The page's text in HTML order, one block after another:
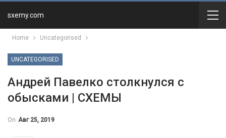
sxemy.com
Home Uncategorised
UNCATEGORISED
Андрей Павелко столкнулся с
обысками | СХЕМЫ
On Авг 25, 2019